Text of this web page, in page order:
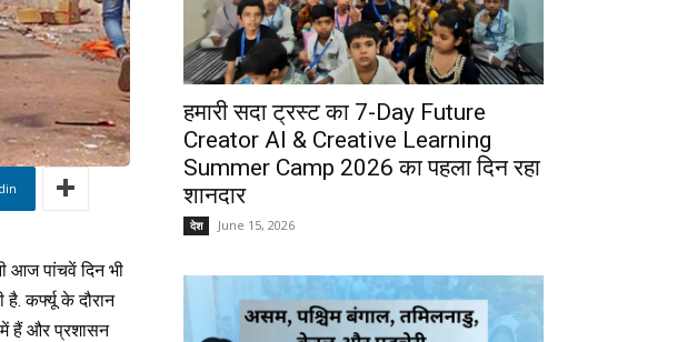
आज पांचवें दिन भी
कर्फ्यू के दौरान
में हैं और प्रशासन
हमारी सदा ट्रस्ट का 7-Day Future
Creator AI & Creative Learning
Summer Camp 2026 का पहला दिन रहा
शानदार
देश June 15, 2026